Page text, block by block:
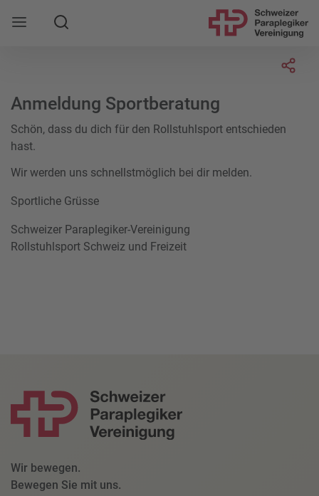
Mobile Navigation öffnen
Suche
Anmeldung Sportberatung
Schön, dass du dich für den Rollstuhlsport entschieden
hast.
Wir werden uns schnellstmöglich bei dir melden.
Sportliche Grüsse
Schweizer Paraplegiker-Vereinigung
Rollstuhlsport Schweiz und Freizeit
Wir bewegen.
Bewegen Sie mit uns.